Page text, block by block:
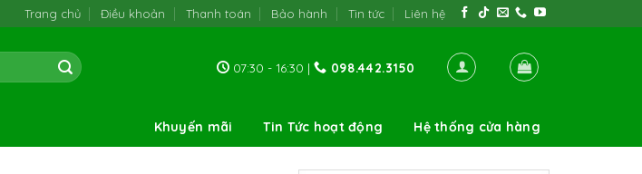
Trang chủ Điều khoản Thanh toán Bảo hành Tin tức Liên hệ
07:30 - 16:30 | 098.442.3150
Khuyến mãi Tin Tức hoạt động Hệ thống cửa hàng